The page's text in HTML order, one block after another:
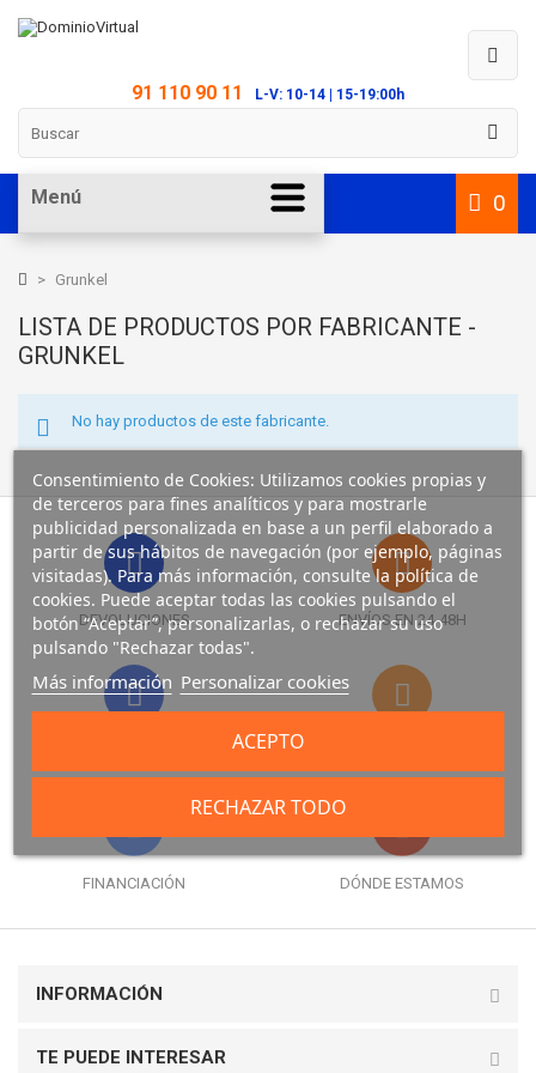
91 110 90 11 L-V: 10-14 | 15-19:00h
0
Menú
> Grunkel
LISTA DE PRODUCTOS POR FABRICANTE -
GRUNKEL
No hay productos de este fabricante.
DEVOLUCIONES ENVÍOS EN 24-48H
FINANCIACIÓN DÓNDE ESTAMOS
INFORMACIÓN
TE PUEDE INTERESAR
Consentimiento de Cookies: Utilizamos cookies propias y
de terceros para fines analíticos y para mostrarle
publicidad personalizada en base a un perfil elaborado a
partir de sus hábitos de navegación (por ejemplo, páginas
visitadas). Para más información, consulte la política de
cookies. Puede aceptar todas las cookies pulsando el
botón “Aceptar”, personalizarlas, o rechazar su uso
pulsando "Rechazar todas".
Más información Personalizar cookies
RECHAZAR TODO
ACEPTO